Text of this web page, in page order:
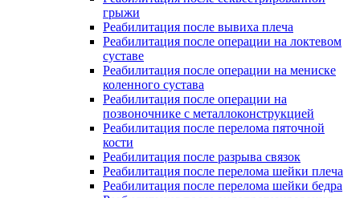
грыжи
Реабилитация после вывиха плеча
Реабилитация после операции на локтевом
суставе
Реабилитация после операции на мениске
коленного сустава
Реабилитация после операции на
позвоночнике с металлоконструкцией
Реабилитация после перелома пяточной
кости
Реабилитация после разрыва связок
Реабилитация после перелома шейки плеча
Реабилитация после перелома шейки бедра